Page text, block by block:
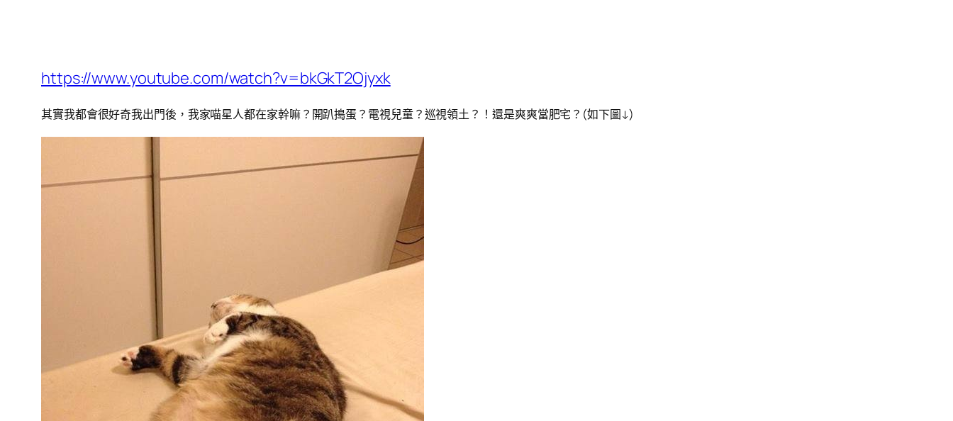
https://www.youtube.com/watch?v=bkGkT2Ojyxk
其實我都會很好奇我出門後，我家喵星人都在家幹嘛？開趴搗蛋？電視兒童？巡視領土？！還是爽爽當肥宅？(如下圖↓)